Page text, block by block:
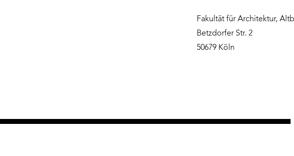
Fakultät für Architektur,
Betzdorfer Str. 2
50679 Köln